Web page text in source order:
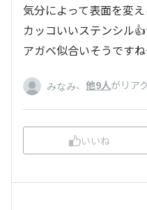
気分によって表面を変
カッコいいステンシル
アガベ似合いそうです
みなみ、 他9人がリア
いいね